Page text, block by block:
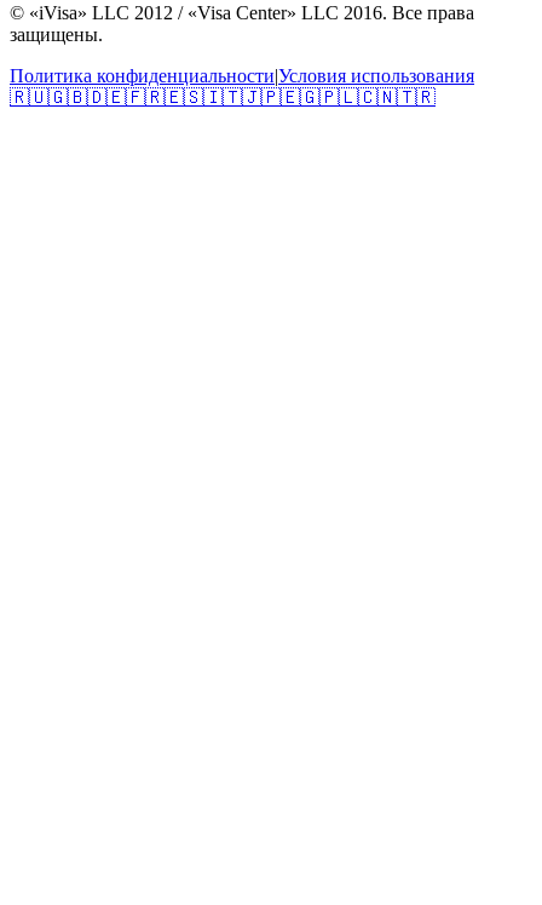
© «iVisa» LLC 2012 / «Visa Center» LLC 2016. Все права
защищены.
Политика конфиденциальности|Условия использования
🇷🇺🇬🇧🇩🇪🇫🇷🇪🇸🇮🇹🇯🇵🇪🇬🇵🇱🇨🇳🇹🇷